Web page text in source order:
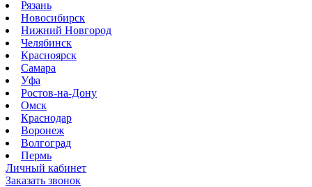
Рязань
Новосибирск
Нижний Новгород
Челябинск
Красноярск
Самара
Уфа
Ростов-на-Дону
Омск
Краснодар
Воронеж
Волгоград
Пермь
Личный кабинет
Заказать звонок